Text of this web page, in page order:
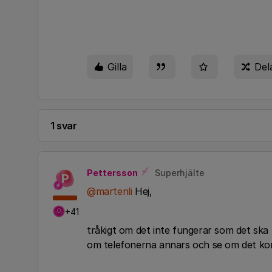
Gilla
1 svar
P
+41
Pettersson Superhjälte
@martenli Hej,
tråkigt om det inte fungerar som det
om telefonerna annars och se om det